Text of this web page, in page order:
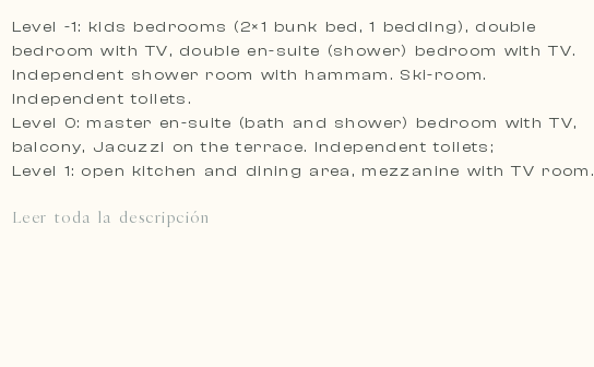
Level -1: kids bedrooms (2×1 bunk bed, 1 bedding), double
bedroom with TV, double en-suite (shower) bedroom with TV.
Independent shower room with hammam. Ski-room.
Independent toilets.
Level 0: master en-suite (bath and shower) bedroom with TV,
balcony, Jacuzzi on the terrace. Independent toilets;
Level 1: open kitchen and dining area, mezzanine with TV room.
Leer toda la descripción